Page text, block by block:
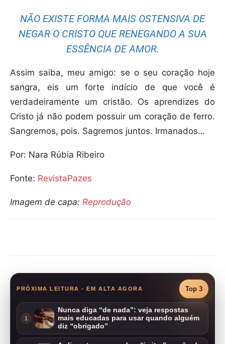
NÃO EXISTE FORMA MAIS OSTENSIVA DE
NEGAR O CRISTO QUE RENEGANDO A SUA
ESSÊNCIA DE AMOR.
Assim saiba, meu amigo: se o seu coração hoje
sangra, eis um forte indício de que você é
verdadeiramente um cristão. Os aprendizes do
Cristo já não podem possuir um coração de ferro.
Sangremos, pois. Sagremos juntos. Irmanados…
Por: Nara Rúbia Ribeiro
Fonte: RevistaPazes
Imagem de capa: Reprodução
PRÓXIMA LEITURA - EM ALTA AGORA Top 3
1
Nunca diga “de nada”: veja respostas
mais educadas para usar quando alguém
diz “obrigado”